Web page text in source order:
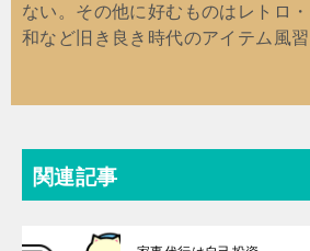
ない。その他に好むものはレトロ
和など旧き良き時代のアイテム風習
関連記事